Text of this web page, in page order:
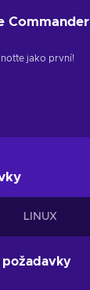
Commander
jako první!
LINUX
požadavky